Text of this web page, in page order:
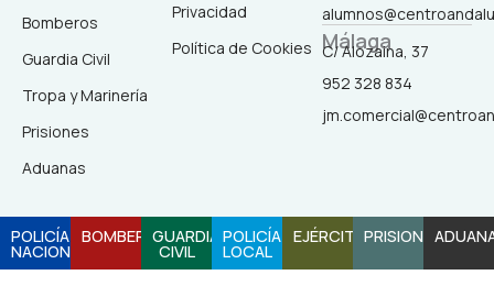
- m
Bomberos
Guardia Civil
Tropa y Marinería
Prisiones
Aduanas
Privacidad
Política de Cookies Málaga
C/ Alozaina, 37
952 328 834
POLICÍA
NACIONAL
BOMBEROSGUARDIA
CIVIL
POLICÍA
LOCAL
EJÉRCITOPRISIONES